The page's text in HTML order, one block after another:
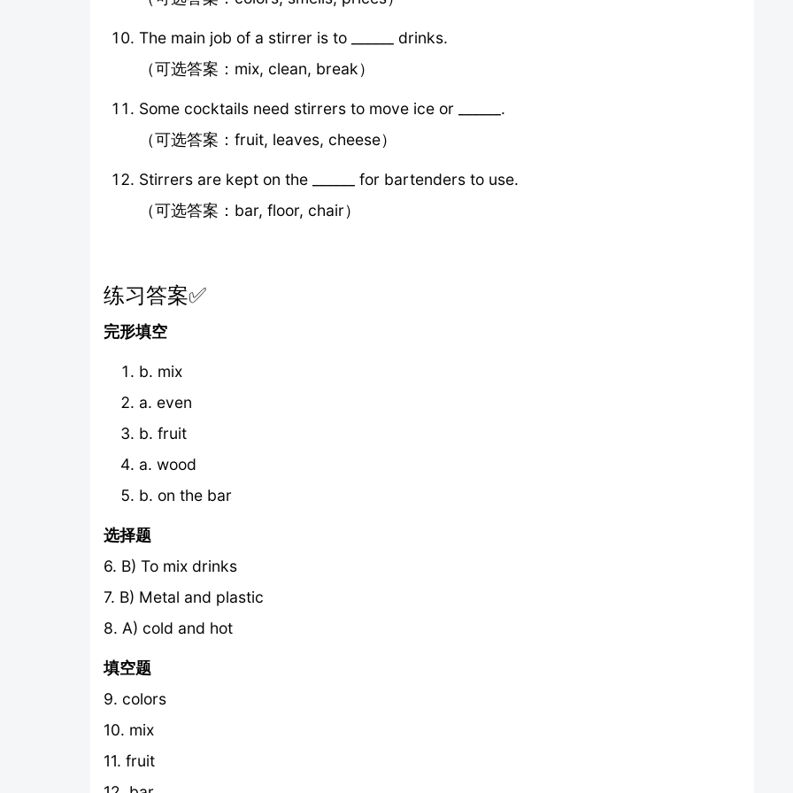
The main job of a stirrer is to ______ drinks.
（可选答案：mix, clean, break）
Some cocktails need stirrers to move ice or ______.
（可选答案：fruit, leaves, cheese）
Stirrers are kept on the ______ for bartenders to use.
（可选答案：bar, floor, chair）
练习答案✅
完形填空
b. mix
a. even
b. fruit
a. wood
b. on the bar
选择题
6. B) To mix drinks
7. B) Metal and plastic
8. A) cold and hot
填空题
9. colors
10. mix
11. fruit